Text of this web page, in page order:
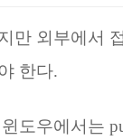
만 외부에서
한다.
도우에서는